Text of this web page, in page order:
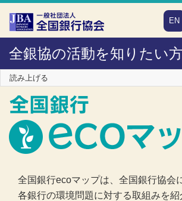
本文へスキップ
障がい者向け相談窓口
EN
全銀協の活動を知りたい方
読み上げる
全国銀行ecoマップは、全国銀行協会
各銀行の環境問題に対する取組みを紹